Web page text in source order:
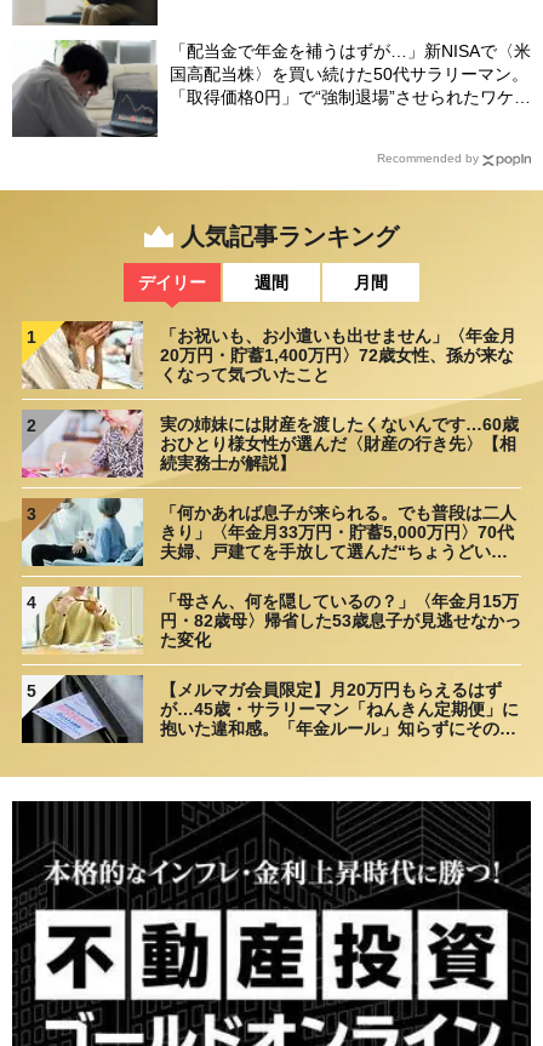
「配当金で年金を補うはずが…」新NISAで〈米
国高配当株〉を買い続けた50代サラリーマン。
「取得価格0円」で“強制退場”させられたワケ
Recommended by
人気記事ランキング
デイリー 週間 月間
1
「お祝いも、お小遣いも出せません」〈年金月
20万円・貯蓄1,400万円〉72歳女性、孫が来な
くなって気づいたこと
2
実の姉妹には財産を渡したくないんです…60歳
おひとり様女性が選んだ〈財産の行き先〉【相
続実務士が解説】
3
「何かあれば息子が来られる。でも普段は二人
きり」〈年金月33万円・貯蓄5,000万円〉70代
夫婦、戸建てを手放して選んだ“ちょうどいい
4
「母さん、何を隠しているの？」〈年金月15万
円・82歳母〉帰省した53歳息子が見逃せなかっ
た変化
5
【メルマガ会員限定】月20万円もらえるはず
が…45歳・サラリーマン「ねんきん定期便」に
抱いた違和感。「年金ルール」知らずにそのま